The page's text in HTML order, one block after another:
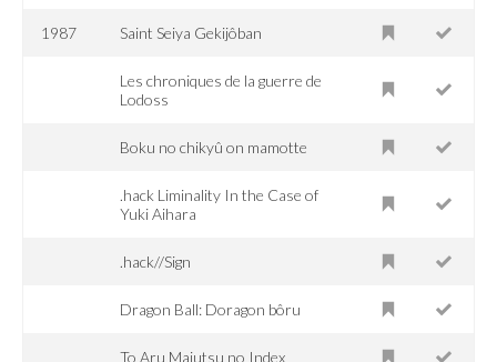
1987 Saint Seiya Gekijôban
Les chroniques de la guerre de
Lodoss
Boku no chikyû on mamotte
.hack Liminality In the Case of
Yuki Aihara
.hack//Sign
Dragon Ball: Doragon bôru
To Aru Majutsu no Index